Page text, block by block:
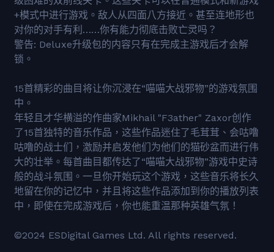
+模式中进行游戏。敌人从四面八方接近。甚至连地形也
对你的对手有利……你有能力彻底击败亡灵吗？
警告: Deluxe升级包的内容只有在完成主游戏后才会解
锁。
15首精彩的曲目将让你沉浸在“喵喵大战邪物”的游戏氛围
中。
年轻且才华横溢的作曲家Mikhail "F3ather" Zaxor创作
了15首独特的音乐作品，这些作品迷住了毛茸茸、会咕噜
咕噜的战士们，激励并启发他们为他们的猫砂盆而进行伟
大的壮举。每首曲目都传达了“喵喵大战邪物”游戏中史诗
般的战斗氛围。一旦你开始玩这个游戏，这些音乐将长久
地留在你的记忆中，并且将这些作品添加到你的播放列表
中，即使在完成游戏后，你也能重温那种英雄气氛！
©2024 ESDigital Games Ltd. All rights reserved.